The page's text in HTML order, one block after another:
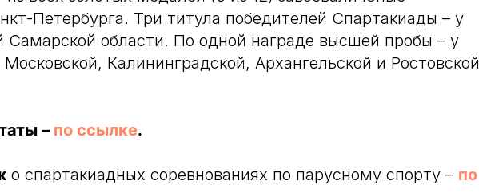
Петербурга. Три титула победителей Спартакиады – у
Самарской области. По одной награде высшей пробы – у
Калининградской, Архангельской и Ростовской
– по ссылке.
о спартакиадных соревнованиях по парусному спорту – по